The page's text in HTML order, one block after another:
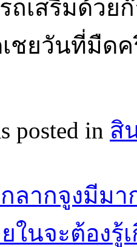
ถเสริมด้วย
ชยวันที่มืด
posted in สิ
ลากจูงมีมา
ในจะต้องรู้